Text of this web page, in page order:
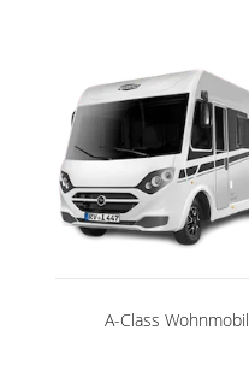
A-Class Wohnmobil